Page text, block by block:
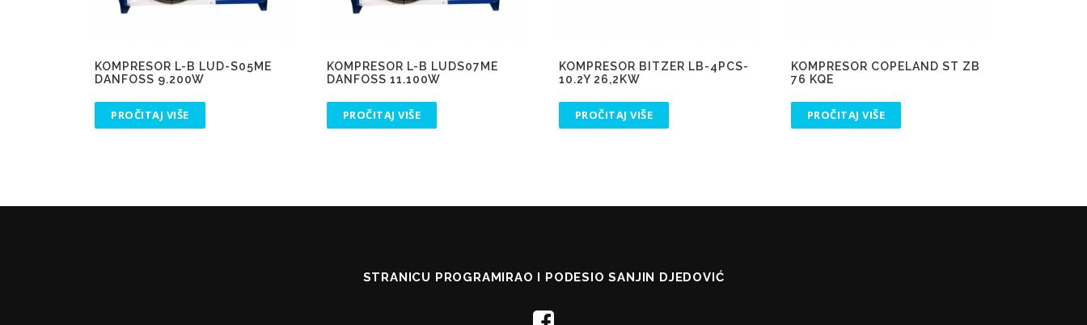
KOMPRESOR L-B LUD-S05ME
DANFOSS 9.200W
PROČITAJ VIŠE
KOMPRESOR L-B LUDS07ME
DANFOSS 11.100W
PROČITAJ VIŠE
KOMPRESOR BITZER LB-4PCS-
10.2Y 26,2KW
PROČITAJ VIŠE
KOMPRESOR COPELAND ST ZB
76 KQE
PROČITAJ VIŠE
STRANICU PROGRAMIRAO I PODESIO SANJIN DJEDOVIĆ